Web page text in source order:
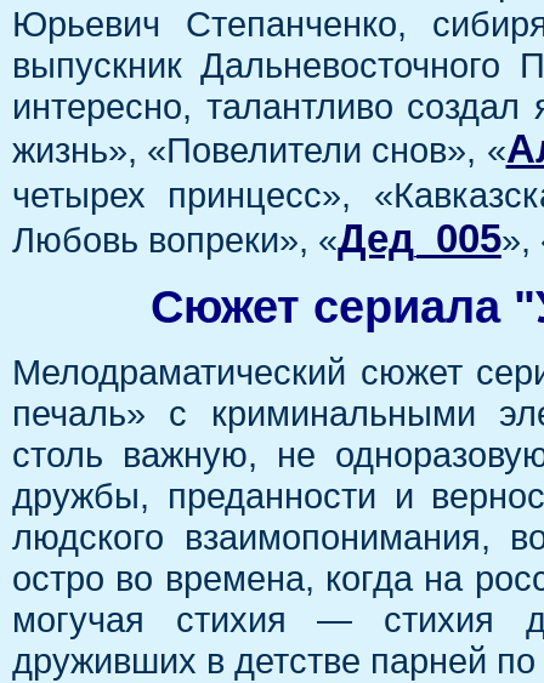
Юрьевич Степанченко,
выпускник
интересно, талантливо
жизнь», «Повелители снов», «
четырех принцесс»,
Любовь вопреки», «Дед_005»,
Сюжет сериала
Мелодраматический сюжет
печаль» с криминальными
столь важную, не
дружбы, преданности и
людского взаимопонимания,
остро во времена, когда на
могучая стихия — стихия
друживших в детстве парней